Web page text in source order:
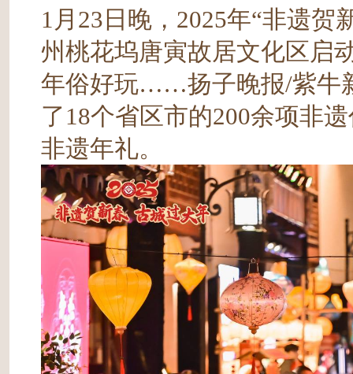
1月23日晚，2025年“非遗
州桃花坞唐寅故居文化区启
年俗好玩……扬子晚报/紫牛
了18个省区市的200余项非
非遗年礼。